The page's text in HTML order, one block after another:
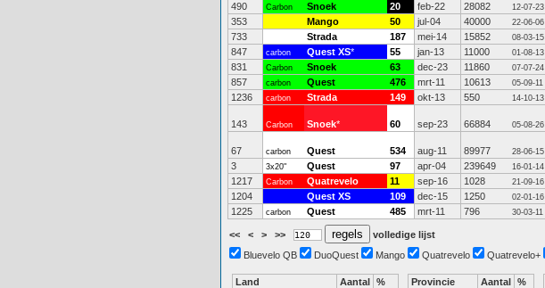
490
Carbon Snoek 20 feb-22 28082 12-07-23
353
Mango 50 jul-04 40000 22-06-06
733
Strada 187 mei-14 15852 08-03-15
847
carbon Quest XS* 55 jan-13 11000 01-08-13
831
Carbon Snoek 63 dec-23 11860 07-07-24
857
carbon Quest 476 mrt-11 10613 05-09-11
1236
carbon Strada 149 okt-13 550 14-10-13
143 Carbon Snoek* 60 sep-23 66884 05-08-26
67 carbon Quest 534 aug-11 89977 28-06-15
3
3x20" Quest 97 apr-04 239649 16-01-14
1217
Carbon Quatrevelo 11 sep-16 1028 21-09-16
1204
Quest XS 109 dec-15 1250 02-01-16
1225
carbon Quest 485 mrt-11 796 30-03-11
<< < > >>
volledige lijst
Bluevelo QB
DuoQuest Mango Quatrevelo Quatrevelo+
Land Aantal %
Provincie Aantal %